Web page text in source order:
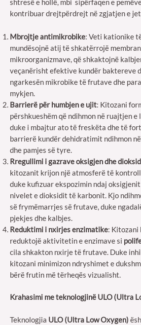
shtresë e hollë, mbi sipërfaqen e
kontribuar drejtpërdrejt në zgjatjen e
Mbrojtje antimikrobike: Veti kationike
mundësojnë atij të shkatërrojë
mikroorganizmave, që shkaktojnë
veçanërisht efektive kundër baktereve
ngarkesën mikrobike të frutave dhe
mykjen.
Barrierë për humbjen e ujit: Kitozani
përshkueshëm që ndihmon në ruajtjen
duke i mbajtur ato të freskëta dhe të
barrierë kundër dehidratimit ndihmon
dhe pamjes së tyre.
Rregullimi i gazrave oksigjen dhe
kitozanit krijon një atmosferë të
duke kufizuar ekspozimin ndaj
nivelet e dioksidit të karbonit. Kjo
së frymëmarrjes së frutave, duke
pjekjes dhe kalbjes.
Reduktimi i nxirjes enzimatike: Kitozani
reduktojë aktivitetin e enzimave si
cila shkakton nxirje të frutave. Duke
kitozani minimizon ndryshimet e
bërë frutin më tërheqës vizualisht.
Krahasimi me teknologjinë ULO (Ultra
Teknologjia ULO (Ultra Low Oxygen)